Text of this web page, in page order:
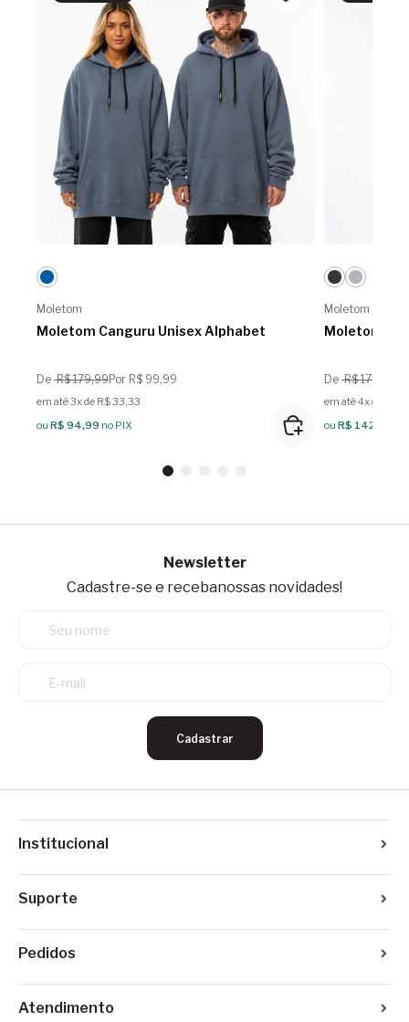
Moletom
Moletom Canguru Unisex Alphabet
De R$ 179,99Por R$ 99,99
em até 3x de R$ 33,33
ou R$ 94,99 no PIX
Moletom
Moletom
De R$ 179,99
em até 4x de R$
ou R$ 142,49
Newsletter
Cadastre-se e recebanossas novidades!
Cadastrar
Institucional
Suporte
Pedidos
Atendimento